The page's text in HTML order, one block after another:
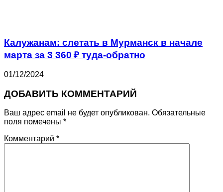
Калужанам: слетать в Мурманск в начале
марта за 3 360 ₽ туда-обратно
01/12/2024
ДОБАВИТЬ КОММЕНТАРИЙ
Ваш адрес email не будет опубликован. Обязательные
поля помечены *
Комментарий *